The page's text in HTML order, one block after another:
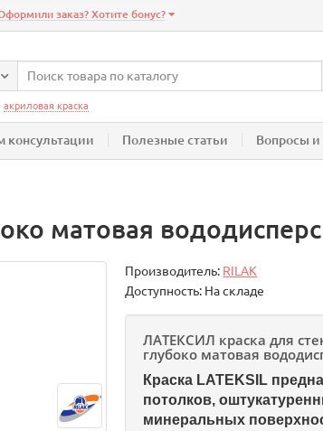
заказ? Хотите бонус?
акриловая краска
консультации Полезные статьи Вопросы и
матовая
Производитель: RILAK
Доступность: На складе
ЛАТЕКСИЛ краска для
глубоко матовая
Краска LATEKSIL
потолков,
минеральных